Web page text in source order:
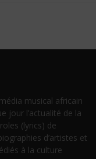
musical africain
jour l’actualité de la
(lyrics) de
d’artistes et
à la culture